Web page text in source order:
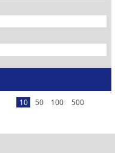
10 50 100 500